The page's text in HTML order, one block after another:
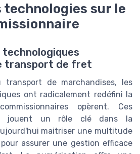
technologies sur le
transport de fret
de marchandises, les
ont radicalement redéfini la
opèrent. Ces
jouent un rôle clé dans la
maitriser une multitude
assurer une gestion efficace